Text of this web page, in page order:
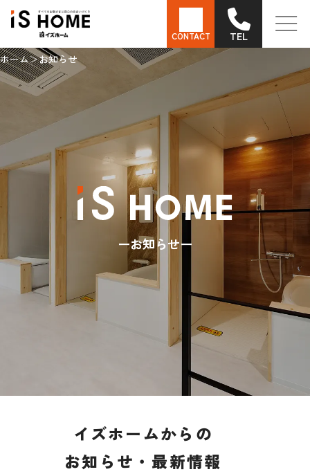
CONTACT
TEL
ホーム
お知らせ
お知らせ
イズホームからの
お知らせ・最新情報